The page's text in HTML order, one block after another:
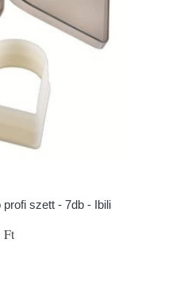
szett - 7db - Ibili
Ft